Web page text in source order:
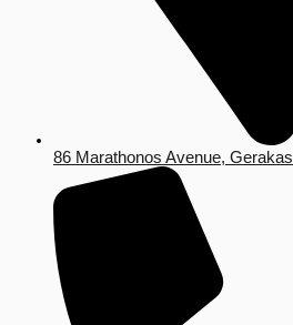
86 Marathonos Avenue, Gerakas